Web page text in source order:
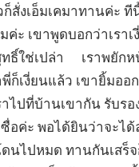
สั่งเอ็มเคมาทานค่ะ
ค่ะ เขาพูดบอกว่าเรา
ทธิ์ใช่เปล่า เราพยักห
ก็เงี่ยนแล้ว เขายิ้มออ
าไปที่บ้านเขากัน รับร
ซื่อค่ะ พอได้ยินว่าจะไ
นไปหมด ทานกันเสร็